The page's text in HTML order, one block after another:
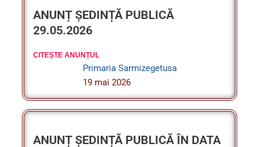
CITEȘTE ANUNȚUL
Primaria Sarmizegetusa
ANUNȚ ȘEDINȚĂ PUBLICĂ ÎN DATA
DE 15.04.2026
CITEȘTE ANUNȚUL